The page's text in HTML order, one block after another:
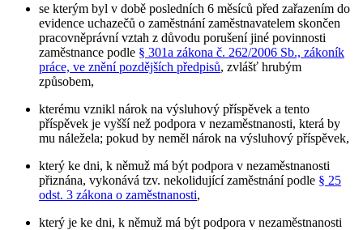
se kterým byl v době posledních 6 měsíců před zařazením do
evidence uchazečů o zaměstnání zaměstnavatelem skončen
pracovněprávní vztah z důvodu porušení jiné povinnosti
zaměstnance podle § 301a zákona č. 262/2006 Sb., zákoník
práce, ve znění pozdějších předpisů, zvlášť hrubým
způsobem,
kterému vznikl nárok na výsluhový příspěvek a tento
příspěvek je vyšší než podpora v nezaměstnanosti, která by
mu náležela; pokud by neměl nárok na výsluhový příspěvek,
který ke dni, k němuž má být podpora v nezaměstnanosti
přiznána, vykonává tzv. nekolidující zaměstnání podle § 25
odst. 3 zákona o zaměstnanosti,
který je ke dni, k němuž má být podpora v nezaměstnanosti